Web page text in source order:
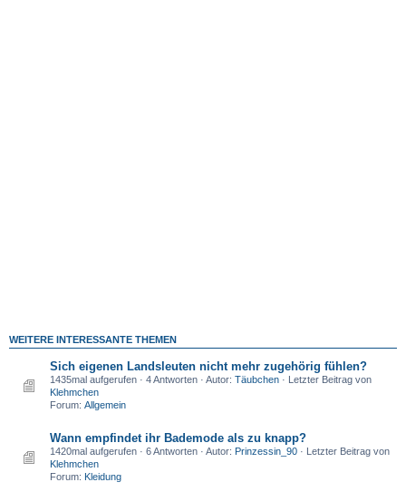
WEITERE INTERESSANTE THEMEN
Sich eigenen Landsleuten nicht mehr zugehörig fühlen?
1435mal aufgerufen · 4 Antworten · Autor: Täubchen · Letzter Beitrag von
Klehmchen
Forum: Allgemein
Wann empfindet ihr Bademode als zu knapp?
1420mal aufgerufen · 6 Antworten · Autor: Prinzessin_90 · Letzter Beitrag von
Klehmchen
Forum: Kleidung